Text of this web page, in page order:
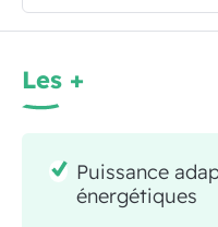
Les +
Puissance
énergétiques